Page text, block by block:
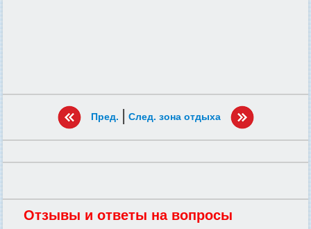
Пред. | След. зона отдыха
Отзывы и ответы на вопросы